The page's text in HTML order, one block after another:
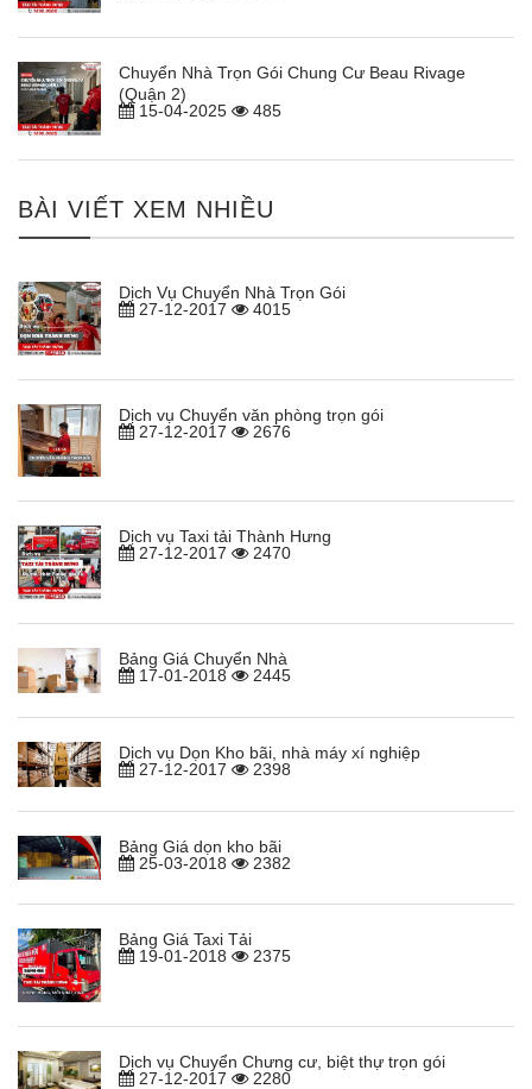
Chuyển Nhà Trọn Gói Chung Cư Beau Rivage
(Quận 2)
15-04-2025
485
BÀI VIẾT XEM NHIỀU
Dịch Vụ Chuyển Nhà Trọn Gói
27-12-2017
4015
Dịch vụ Chuyển văn phòng trọn gói
27-12-2017
2676
Dịch vụ Taxi tải Thành Hưng
27-12-2017
2470
Bảng Giá Chuyển Nhà
17-01-2018
2445
Dịch vụ Dọn Kho bãi, nhà máy xí nghiệp
27-12-2017
2398
Bảng Giá dọn kho bãi
25-03-2018
2382
Bảng Giá Taxi Tải
19-01-2018
2375
Dịch vụ Chuyển Chưng cư, biệt thự trọn gói
27-12-2017
2280